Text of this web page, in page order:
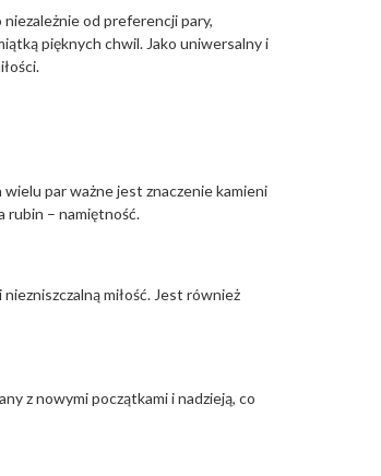
od preferencji pary,
pięknych chwil. Jako uniwersalny i
par ważne jest znaczenie kamieni
rubin – namiętność.
miłość. Jest również
z nowymi początkami i nadzieją, co